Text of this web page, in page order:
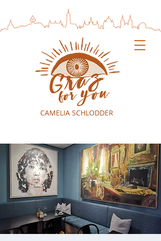
CAMELIA SCHLODDER